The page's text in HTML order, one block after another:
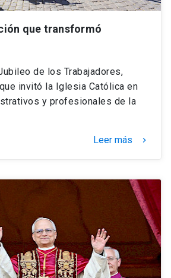
que transformó
de los Trabajadores,
invitó la Iglesia Católica en
y profesionales de la
Leer más keyboard_arrow_right